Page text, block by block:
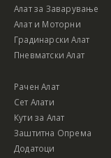
Алат за Заварување
Алат и Моторни
Градинарски Алат
Пневматски Алат
Рачен Алат
Сет Алати
Кути за Алат
Заштитна Опрема
Додатоци